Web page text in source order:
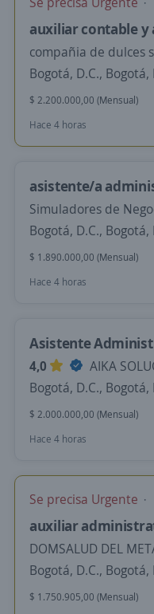
auxiliar contable
compañia de dulces
Bogotá, D.C., Bogotá,
$ 2.200.000,00 (Mensual)
Hace 4 horas
asistente/a
Simuladores de
Bogotá, D.C., Bogotá,
$ 1.890.000,00 (Mensual)
Hace 4 horas
Asistente
4,0
AIKA
Bogotá, D.C., Bogotá,
$ 2.000.000,00 (Mensual)
Hace 4 horas
Se precisa Urgente
auxiliar
DOMSALUD DEL
Bogotá, D.C., Bogotá,
$ 1.750.905,00 (Mensual)